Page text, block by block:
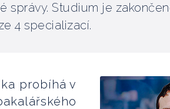
správy. Studium je
4 specializací.
probíhá v